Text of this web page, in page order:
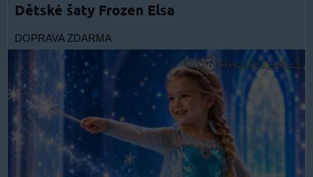
Dětské šaty Frozen Elsa
DOPRAVA ZDARMA